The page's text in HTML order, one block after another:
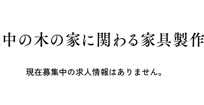
の木の家に関わる家具製
現在募集中の求人情報はありません。